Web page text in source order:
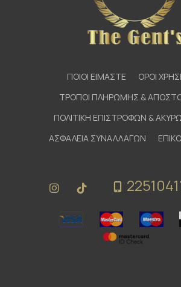
ΠΟΙΟΙ ΕΙΜΑΣΤΕ
ΟΡΟΙ
ΤΡΟΠΟΙ ΠΛΗΡΩΜΗΣ &
ΠΟΛΙΤΙΚΗ ΕΠΙΣΤΡΟΦΩΝ &
ΑΣΦΑΛΕΙΑ ΣΥΝΑΛΛΑΓΩΝ